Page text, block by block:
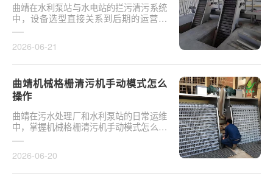
曲靖在水利泵站与水电站的拦污清污系统
中，设备选型直接关系到后期的运营开
支。探讨从维护成本看：垂直耙斗式 vs
2026-06-21
曲靖机械格栅清污机手动模式怎么
操作
曲靖在污水处理厂和水利泵站的日常运维
中，掌握机械格栅清污机手动模式怎么操
作是保障设备稳定运行的基础环节。以某
2026-06-20